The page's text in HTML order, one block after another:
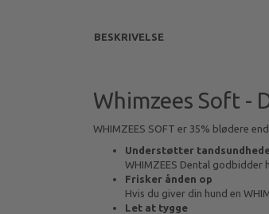
BESKRIVELSE
Whimzees Soft -
WHIMZEES SOFT er 35% blødere
Understøtter
WHIMZEES Dental
Frisker ånden op
Hvis du giver din hund en
Let at tygge